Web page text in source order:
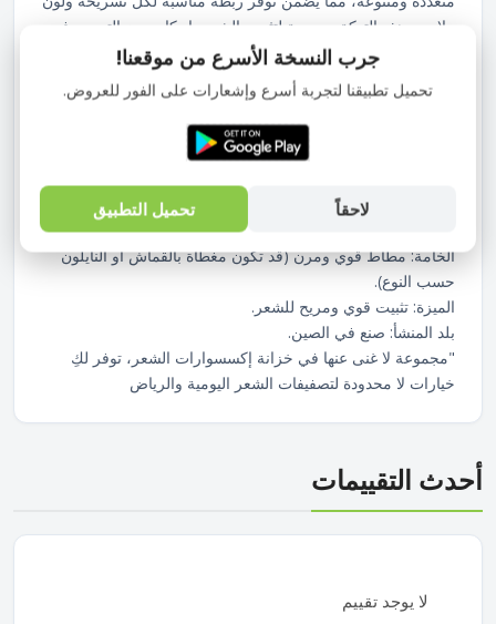
ملابس. هذه التوكة مصممة لتثبيت الشعر بإحكام دون التسبب في
ضرر أو تكسير لخصلات الشعر.
الميزات الأساسية
النوع: ربطات/أستيك شعر مطاطية (Hair Elastics/Bands).
الألوان: تشكيلة واسعة من الألوان المتعددة (كالأسود، الألوان
مثالية لعمل ذيل الحصان، الضفائر، وتثبيت التسريحات المختلفة.
الخامة: مطاط قوي ومرن (قد تكون مغطاة بالقماش أو النايلون
حسب النوع).
الميزة: تثبيت قوي ومريح للشعر.
بلد المنشأ: صنع في الصين.
"مجموعة لا غنى عنها في خزانة إكسسوارات الشعر، توفر لكِ
خيارات لا محدودة لتصفيفات الشعر اليومية والرياض
أحدث التقييمات
لا يوجد تقييم
جرب النسخة الأسرع من موقعنا!
تحميل تطبيقنا لتجربة أسرع وإشعارات على الفور للعروض.
لاحقاً تحميل التطبيق